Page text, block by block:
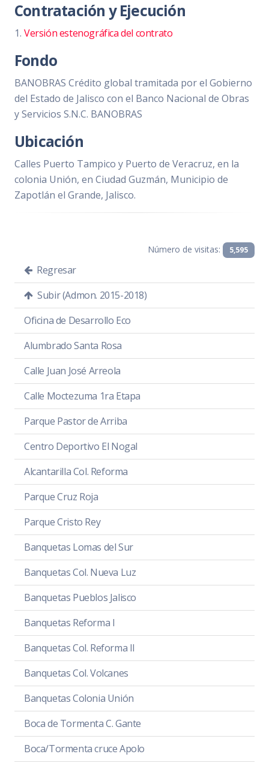
Contratación y Ejecución
1. Versión estenográfica del contrato
Fondo
BANOBRAS Crédito global tramitada por el Gobierno
del Estado de Jalisco con el Banco Nacional de Obras
y Servicios S.N.C. BANOBRAS
Ubicación
Calles Puerto Tampico y Puerto de Veracruz, en la
colonia Unión, en Ciudad Guzmán, Municipio de
Zapotlán el Grande, Jalisco.
Número de visitas: 5,595
Regresar
Subir (Admon. 2015-2018)
Oficina de Desarrollo Eco
Alumbrado Santa Rosa
Calle Juan José Arreola
Calle Moctezuma 1ra Etapa
Parque Pastor de Arriba
Centro Deportivo El Nogal
Alcantarilla Col. Reforma
Parque Cruz Roja
Parque Cristo Rey
Banquetas Lomas del Sur
Banquetas Col. Nueva Luz
Banquetas Pueblos Jalisco
Banquetas Reforma I
Banquetas Col. Reforma II
Banquetas Col. Volcanes
Banquetas Colonia Unión
Boca de Tormenta C. Gante
Boca/Tormenta cruce Apolo